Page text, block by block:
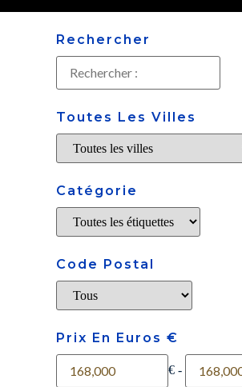
Rechercher
Toutes Les Villes
Catégorie
Code Postal
Prix En Euros €
€ -